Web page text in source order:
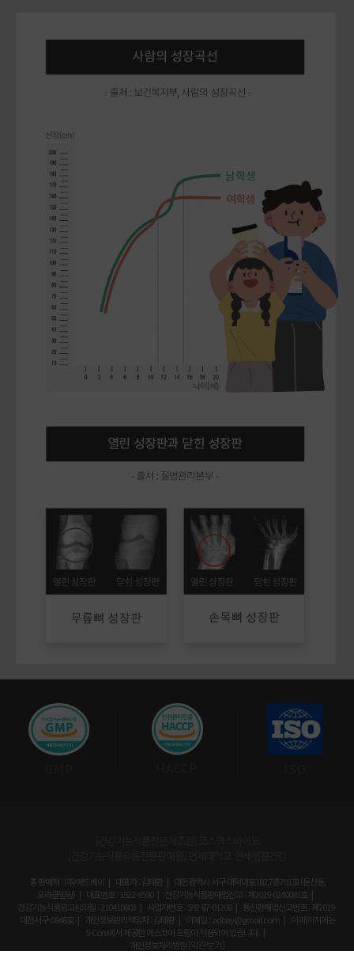
총 판매처 : (주)애드베이 대표자 : 김태환
대전광역시 서구 대덕대로182,7층701호 (둔산동,
오라클빌딩)
대표번호 : 1522-8590
건강기능식품판매업신고 : 제2019-0240081호
건강기능식품광고심의필 : 210410803
사업자번호 : 592-87-01208
통신판매업신고번호 : 제2019-
대전서구-0848호
개인정보관리책임자 : 김태환 이메일 : adbay@gmail.com
이 페이지에는
S-Core에서 제공한 에스코어 드림이 적용되어 있습니다.
개인정보처리방침 [약관보기]